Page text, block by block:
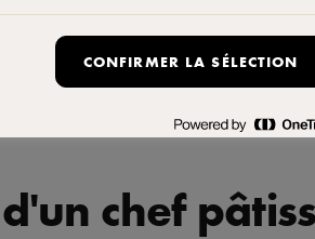
chef
CONFIRMER LA SÉLECTION